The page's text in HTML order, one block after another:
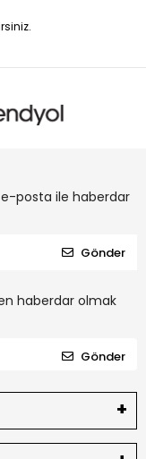
posta ile haberdar
Gönder
haberdar olmak
Gönder